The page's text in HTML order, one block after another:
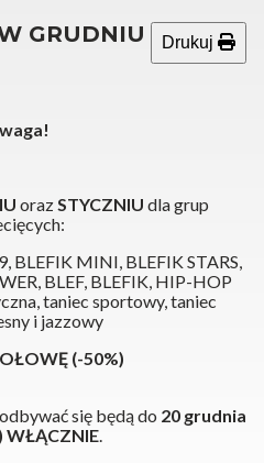
GRUDNIU Drukuj
orazSTYCZNIU dla grup
BLEFIK MINI, BLEFIK STARS,
BLEF, BLEFIK, HIP-HOP
taniec sportowy, taniec
i jazzowy
(-50%)
się będą do 20 grudnia
WŁĄCZNIE.